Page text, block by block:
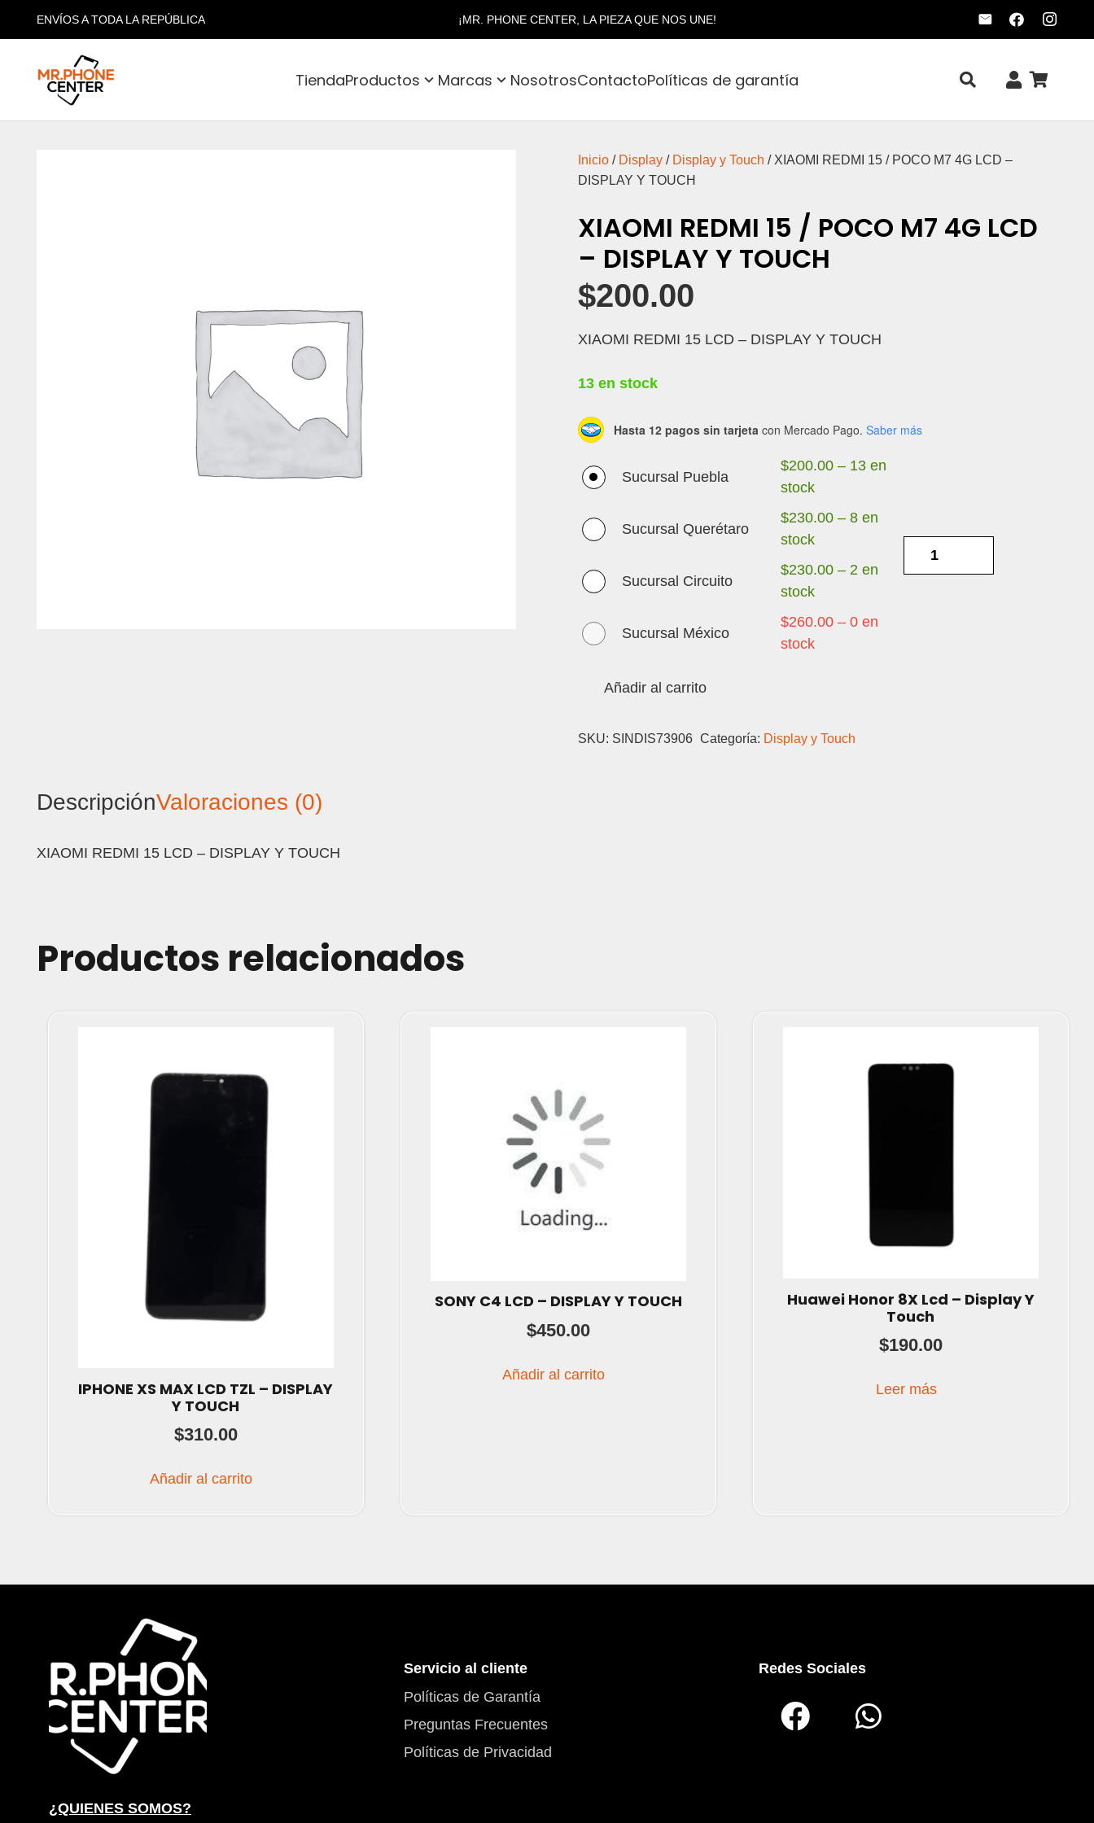
ENVÍOS A TODA LA REPÚBLICA ¡MR. PHONE CENTER, LA PIEZA QUE NOS UNE!
TiendaProductos Marcas NosotrosContactoPolíticas de garantía
Inicio/ Display/ Display y Touch / XIAOMI REDMI 15 / POCO M7 4G LCD –
DISPLAY Y TOUCH
XIAOMI REDMI 15 / POCO M7 4G LCD
– DISPLAY Y TOUCH
$200.00
XIAOMI REDMI 15 LCD – DISPLAY Y TOUCH
13 en stock
Hasta 12 pagos sin tarjeta con Mercado Pago. Saber más
Sucursal Puebla
$200.00– 13 en
stock
Sucursal Querétaro
$230.00– 8 en
stock
Sucursal Circuito
$230.00– 2 en
stock
Sucursal México
$260.00– 0 en
stock
Añadir al carrito
SKU: SINDIS73906 Categoría: Display y Touch
DescripciónValoraciones (0)
XIAOMI REDMI 15 LCD – DISPLAY Y TOUCH
Productos relacionados
IPHONE XS MAX LCD TZL – DISPLAY
Y TOUCH
$310.00
Añadir al carrito
SONY C4 LCD – DISPLAY Y TOUCH
$450.00
Añadir al carrito
Huawei Honor 8X Lcd – Display Y
Touch
$190.00
Leer más
¿QUIENES SOMOS?
Servicio al cliente
Políticas de Garantía
Preguntas Frecuentes
Políticas de Privacidad
Redes Sociales